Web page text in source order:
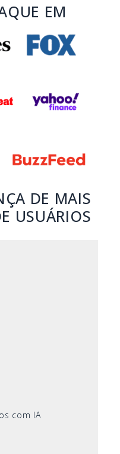
EM
DE MAIS
USUÁRIOS
com IA